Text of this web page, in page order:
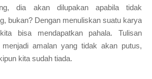
dia akan dilupakan apabila tidak
bukan? Dengan menuliskan suatu karya
bisa mendapatkan pahala. Tulisan
amalan yang tidak akan putus,
kita sudah tiada.